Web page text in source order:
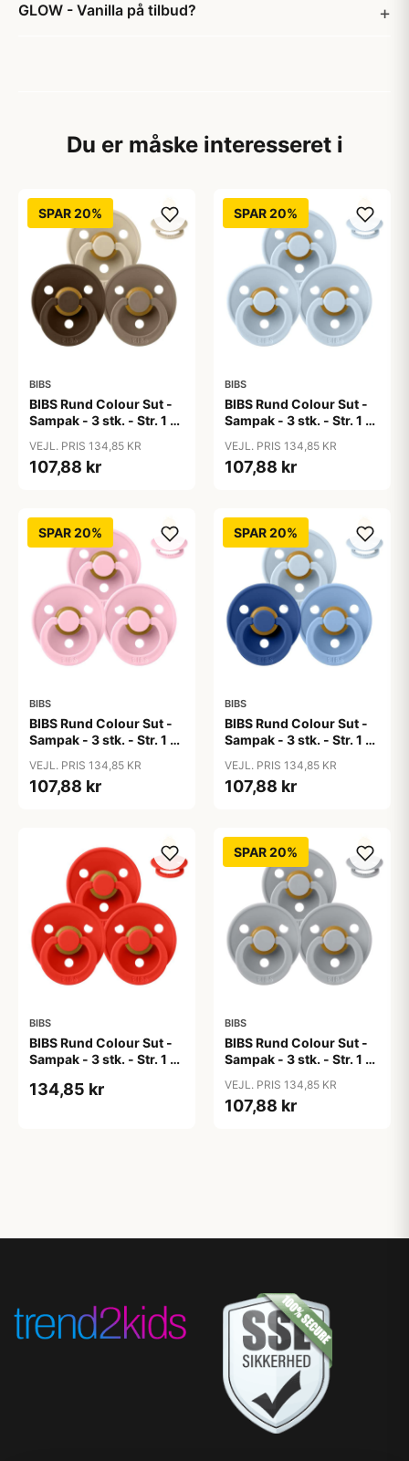
GLOW - Vanilla på tilbud?
Du er måske interesseret i
SPAR 20%
BIBS
BIBS Rund Colour Sut -
Sampak - 3 stk. - Str. 1 -
VEJL. PRIS 134,85 KR
107,88 kr
SPAR 20%
BIBS
BIBS Rund Colour Sut -
Sampak - 3 stk. - Str. 1 -
VEJL. PRIS 134,85 KR
107,88 kr
SPAR 20%
BIBS
BIBS Rund Colour Sut -
Sampak - 3 stk. - Str. 1 -
VEJL. PRIS 134,85 KR
107,88 kr
SPAR 20%
BIBS
BIBS Rund Colour Sut -
Sampak - 3 stk. - Str. 1 -
VEJL. PRIS 134,85 KR
107,88 kr
BIBS
BIBS Rund Colour Sut -
Sampak - 3 stk. - Str. 1 -
134,85 kr
SPAR 20%
BIBS
BIBS Rund Colour Sut -
Sampak - 3 stk. - Str. 1 -
VEJL. PRIS 134,85 KR
107,88 kr